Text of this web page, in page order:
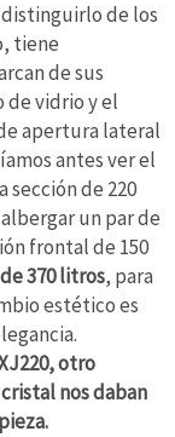
distinguirlo de los
tiene
de sus
de vidrio y el
apertura lateral
antes ver el
sección de 220
un par de
frontal de 150
370 litros, para
estético es
otro
nos daban